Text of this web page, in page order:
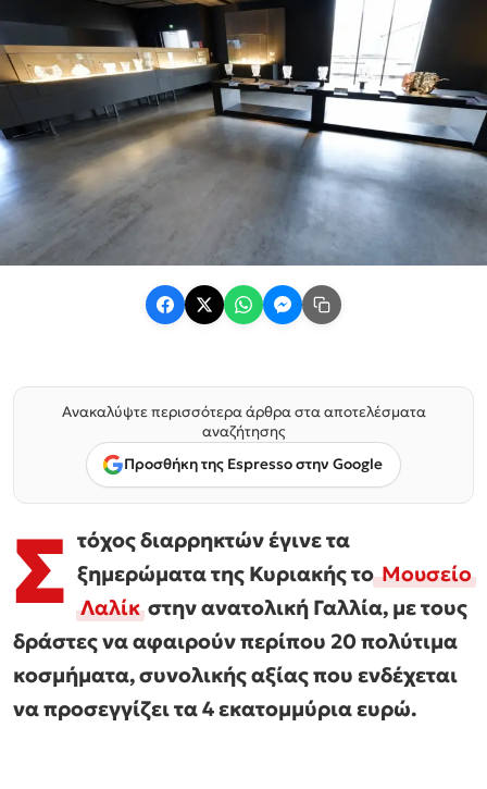
Ανακαλύψτε περισσότερα άρθρα στα αποτελέσματα
αναζήτησης
Προσθήκη της Espresso στην Google
Σ τόχος διαρρηκτών έγινε τα
ξημερώματα της Κυριακής τοΜουσείο
Λαλίκστην ανατολική Γαλλία, με τους
δράστες να αφαιρούν περίπου 20 πολύτιμα
κοσμήματα, συνολικής αξίας που ενδέχεται
να προσεγγίζει τα 4 εκατομμύρια ευρώ.